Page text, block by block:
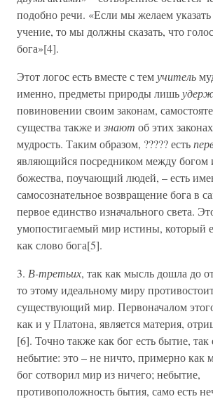
подобно речи. «Если мы желаем
учение, то мы должны сказать, что
бога»[4].
Этот логос есть вместе с темучитель
именно, предметы природы лишь
повиновении своим законам,
существа также и знают об этих
мудрость. Таким образом, ????? есть
являющийся посредником между богом
божества, поучающий людей, – есть
самосознательное возвращение бога в
первое единство изначального света.
умопостигаемый мир истины, который
как слово бога[5].
3. В-третьих, так как мысль дошла до
то этому идеальному миру
существующий мир. Первоначалом
как и у Платона, является материя,
[6]. Точно также как бог есть бытие, так
небытие: это – не ничто, примерно как
бог сотворил мир из ничего; небытие,
противоположность бытия, само есть